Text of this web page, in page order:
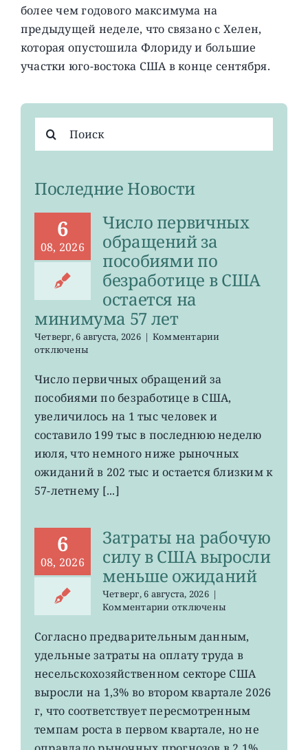
более чем годового максимума на
предыдущей неделе, что связано с Хелен,
которая опустошила Флориду и большие
участки юго-востока США в конце сентября.
поиска:
Последние Новости
6
08, 2026
Число первичных
обращений за
пособиями по
безработице в США
остается на
минимума 57 лет
Четверг, 6 августа, 2026 | Комментариик
первичных
за
безработице
в
остается
лет
отключены
Число первичных обращений за
пособиями по безработице в США,
увеличилось на 1 тыс человек и
составило 199 тыс в последнюю неделю
июля, что немного ниже рыночных
ожиданий в 202 тыс и остается близким к
57-летнему [...]
6
08, 2026
Затраты на рабочую
силу в США выросли
меньше ожиданий
Четверг, 6 августа, 2026 |
Комментариик
Затраты
рабочую
силу
США
выросли
ожиданий
отключены
Согласно предварительным данным,
удельные затраты на оплату труда в
несельскохозяйственном секторе США
выросли на 1,3% во втором квартале 2026
г, что соответствует пересмотренным
темпам роста в первом квартале, но не